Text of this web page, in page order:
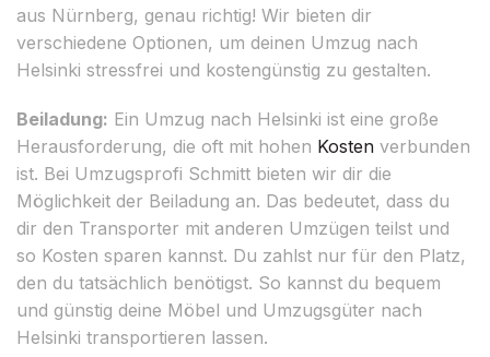
aus Nürnberg, genau richtig! Wir bieten dir
verschiedene Optionen, um deinen Umzug nach
Helsinki stressfrei und kostengünstig zu gestalten.
Beiladung: Ein Umzug nach Helsinki ist eine große
Herausforderung, die oft mit hohen Kosten verbunden
ist. Bei Umzugsprofi Schmitt bieten wir dir die
Möglichkeit der Beiladung an. Das bedeutet, dass du
dir den Transporter mit anderen Umzügen teilst und
so Kosten sparen kannst. Du zahlst nur für den Platz,
den du tatsächlich benötigst. So kannst du bequem
und günstig deine Möbel und Umzugsgüter nach
Helsinki transportieren lassen.